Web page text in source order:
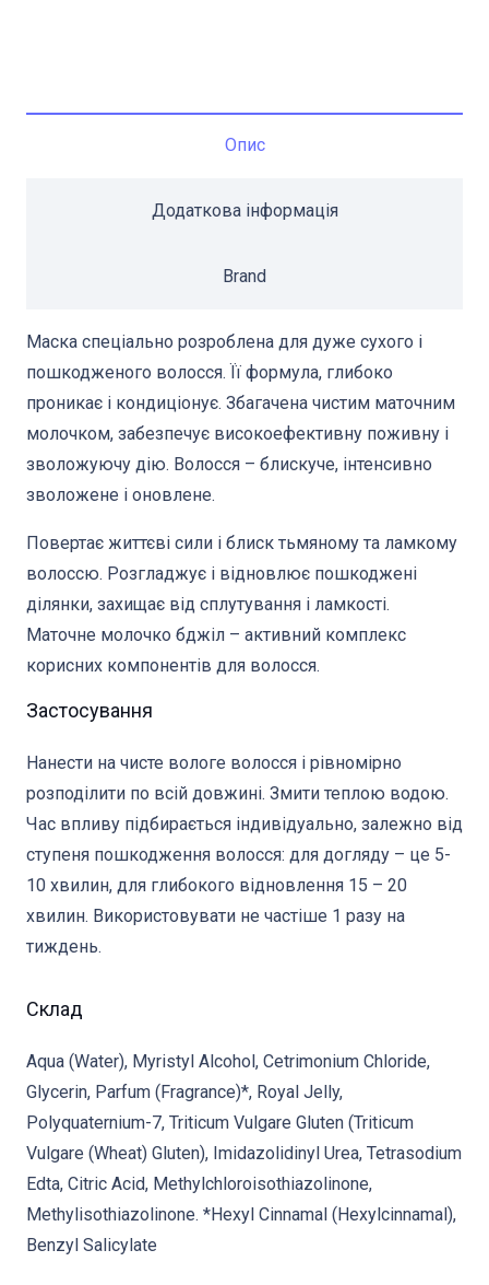
Опис
Додаткова інформація
Brand
Маска спеціально розроблена для дуже сухого і
пошкодженого волосся. Її формула, глибоко
проникає і кондиціонує. Збагачена чистим маточним
молочком, забезпечує високоефективну поживну і
зволожуючу дію. Волосся – блискуче, інтенсивно
зволожене і оновлене.
Повертає життєві сили і блиск тьмяному та ламкому
волоссю. Розгладжує і відновлює пошкоджені
ділянки, захищає від сплутування і ламкості.
Маточне молочко бджіл – активний комплекс
корисних компонентів для волосся.
Застосування
Нанести на чисте вологе волосся і рівномірно
розподілити по всій довжині. Змити теплою водою.
Час впливу підбирається індивідуально, залежно від
ступеня пошкодження волосся: для догляду – це 5-
10 хвилин, для глибокого відновлення 15 – 20
хвилин. Використовувати не частіше 1 разу на
тиждень.
Склад
Aqua (Water), Myristyl Alcohol, Cetrimonium Chloride,
Glycerin, Parfum (Fragrance)*, Royal Jelly,
Polyquaternium-7, Triticum Vulgare Gluten (Triticum
Vulgare (Wheat) Gluten), Imidazolidinyl Urea, Tetrasodium
Edta, Citric Acid, Methylchloroisothiazolinone,
Methylisothiazolinone. *Hexyl Cinnamal (Hexylcinnamal),
Benzyl Salicylate